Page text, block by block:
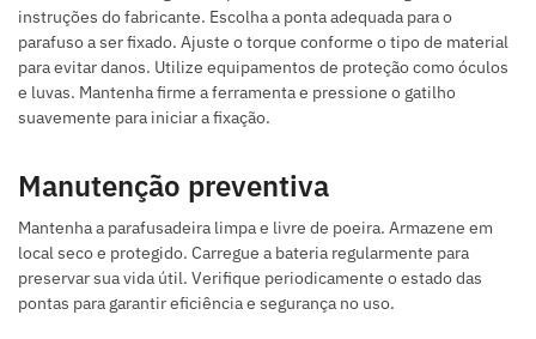
instruções do fabricante. Escolha a ponta adequada para o
parafuso a ser fixado. Ajuste o torque conforme o tipo de material
para evitar danos. Utilize equipamentos de proteção como óculos
e luvas. Mantenha firme a ferramenta e pressione o gatilho
suavemente para iniciar a fixação.
Manutenção preventiva
Mantenha a parafusadeira limpa e livre de poeira. Armazene em
local seco e protegido. Carregue a bateria regularmente para
preservar sua vida útil. Verifique periodicamente o estado das
pontas para garantir eficiência e segurança no uso.